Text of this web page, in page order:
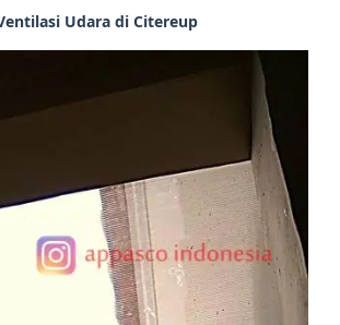
Udara di Citereup